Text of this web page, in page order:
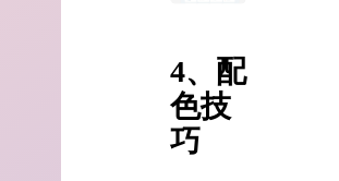
4、配
色技
巧